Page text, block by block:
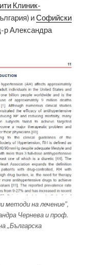
Клиник-
иСофийски
р Александра
методи на лечение”,
Чернева и проф.
„Българска